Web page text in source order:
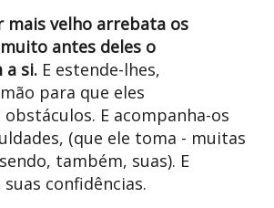
mais velho arrebata os
antes deles o
a si. E estende-lhes,
para que eles
E acompanha-os
(que ele toma - muitas
também, suas). E
confidências.